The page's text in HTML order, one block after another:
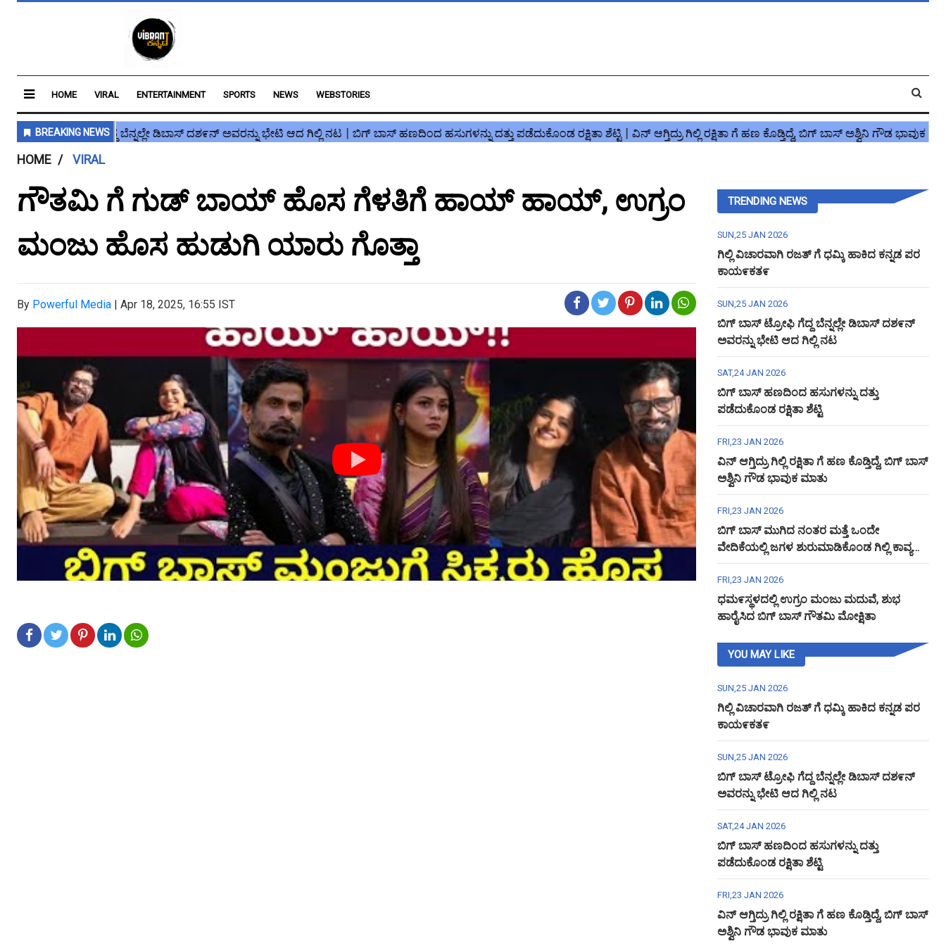
HOME VIRAL ENTERTAINMENT SPORTS NEWS WEBSTORIES
HOME VIRAL
ಗೌತಮಿ ಗೆ ಗುಡ್ ಬಾಯ್ ಹೊಸ ಗೆಳತಿಗೆ ಹಾಯ್ ಹಾಯ್, ಉಗ್ರಂ
ಮಂಜು ಹೊಸ ಹುಡುಗಿ ಯಾರು ಗೊತ್ತಾ
By Powerful Media | Apr 18, 2025, 16:55 IST
TRENDING NEWS
SUN,25 JAN 2026
ಗಿಲ್ಲಿ ವಿಚಾರವಾಗಿ ರಜತ್ ಗೆ ಧಮ್ಕಿ ಹಾಕಿದ ಕನ್ನಡ ಪರ
ಕಾಯ೯ಕತ೯
SUN,25 JAN 2026
ಬಿಗ್ ಬಾಸ್ ಟ್ರೋಫಿ ಗೆದ್ದ ಬೆನ್ನಲ್ಲೇ ಡಿಬಾಸ್ ದಶ೯ನ್
ಅವರನ್ನು ಭೇಟಿ ಆದ ಗಿಲ್ಲಿ ನಟ
SAT,24 JAN 2026
ಬಿಗ್ ಬಾಸ್ ಹಣದಿಂದ ಹಸುಗಳನ್ನು ದತ್ತು
ಪಡೆದುಕೊಂಡ ರಕ್ಷಿತಾ ಶೆಟ್ಟಿ
FRI,23 JAN 2026
ವಿನ್ ಆಗ್ತಿದ್ರು ಗಿಲ್ಲಿ ರಕ್ಷಿತಾ ಗೆ ಹಣ ಕೊಡ್ತಿದ್ದೆ, ಬಿಗ್ ಬಾಸ್
ಅಶ್ವಿನಿ ಗೌಡ ಭಾವುಕ ಮಾತು
FRI,23 JAN 2026
ಬಿಗ್ ಬಾಸ್ ಮುಗಿದ ನಂತರ ಮತ್ತೆ ಒಂದೇ
ವೇದಿಕೆಯಲ್ಲಿ ಜಗಳ ಶುರುಮಾಡಿಕೊಂಡ ಗಿಲ್ಲಿ ಕಾವ್ಯ
ಅಶ್ವಿನಿ ಗೌಡ
FRI,23 JAN 2026
ಧಮ೯ಸ್ಥಳದಲ್ಲಿ ಉಗ್ರಂ ಮಂಜು ಮದುವೆ, ಶುಭ
ಹಾರೈಸಿದ ಬಿಗ್ ಬಾಸ್ ಗೌತಮಿ ಮೋಕ್ಷಿತಾ
YOU MAY LIKE
SUN,25 JAN 2026
ಗಿಲ್ಲಿ ವಿಚಾರವಾಗಿ ರಜತ್ ಗೆ ಧಮ್ಕಿ ಹಾಕಿದ ಕನ್ನಡ ಪರ
ಕಾಯ೯ಕತ೯
SUN,25 JAN 2026
ಬಿಗ್ ಬಾಸ್ ಟ್ರೋಫಿ ಗೆದ್ದ ಬೆನ್ನಲ್ಲೇ ಡಿಬಾಸ್ ದಶ೯ನ್
ಅವರನ್ನು ಭೇಟಿ ಆದ ಗಿಲ್ಲಿ ನಟ
SAT,24 JAN 2026
ಬಿಗ್ ಬಾಸ್ ಹಣದಿಂದ ಹಸುಗಳನ್ನು ದತ್ತು
ಪಡೆದುಕೊಂಡ ರಕ್ಷಿತಾ ಶೆಟ್ಟಿ
FRI,23 JAN 2026
ವಿನ್ ಆಗ್ತಿದ್ರು ಗಿಲ್ಲಿ ರಕ್ಷಿತಾ ಗೆ ಹಣ ಕೊಡ್ತಿದ್ದೆ, ಬಿಗ್ ಬಾಸ್
ಅಶ್ವಿನಿ ಗೌಡ ಭಾವುಕ ಮಾತು